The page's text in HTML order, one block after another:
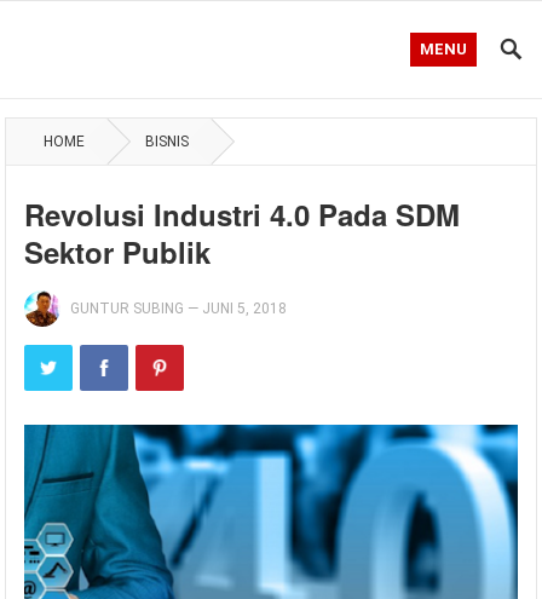
MENU
HOME BISNIS
Revolusi Industri 4.0 Pada SDM
Sektor Publik
GUNTUR SUBING — JUNI 5, 2018